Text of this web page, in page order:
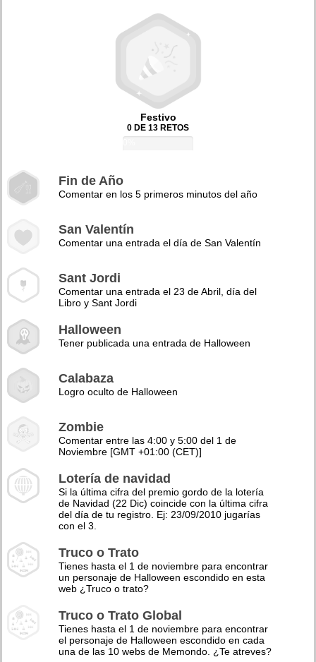
Festivo
0 DE 13 RETOS
Fin de Año
Comentar en los 5 primeros minutos del año
San Valentín
Comentar una entrada el día de San Valentín
Sant Jordi
Comentar una entrada el 23 de Abril, día del
Libro y Sant Jordi
Halloween
Tener publicada una entrada de Halloween
Calabaza
Logro oculto de Halloween
Zombie
Comentar entre las 4:00 y 5:00 del 1 de
Noviembre [GMT +01:00 (CET)]
Lotería de navidad
Si la última cifra del premio gordo de la lotería
de Navidad (22 Dic) coincide con la última cifra
del día de tu registro. Ej: 23/09/2010 jugarías
con el 3.
Truco o Trato
Tienes hasta el 1 de noviembre para encontrar
un personaje de Halloween escondido en esta
web ¿Truco o trato?
Truco o Trato Global
Tienes hasta el 1 de noviembre para encontrar
el personaje de Halloween escondido en cada
una de las 10 webs de Memondo. ¿Te atreves?